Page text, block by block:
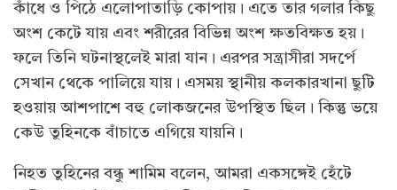
কাঁধে ও পিঠে এলোপাতাড়ি কোপায়। এতে তার গলার কিছু
অংশ কেটে যায় এবং শরীরের বিভিন্ন অংশ ক্ষতবিক্ষত হয়।
ফলে তিনি ঘটনাস্থলেই মারা যান। এরপর সন্ত্রাসীরা সদর্পে
সেখান থেকে পালিয়ে যায়। এসময় স্থানীয় কলকারখানা ছুটি
হওয়ায় আশপাশে বহু লোকজনের উপস্থিত ছিল। কিন্তু ভয়ে
কেউ তুহিনকে বাঁচাতে এগিয়ে যায়নি।
নিহত তুহিনের বন্ধু শামিম বলেন, আমরা একসঙ্গেই হেঁটে